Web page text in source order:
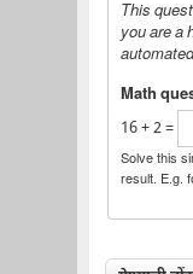
This
you are a
Math
16 + 2 =
Solve this
result. E.g.